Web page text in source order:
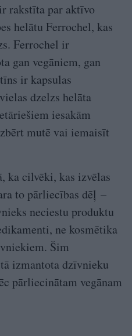
rakstīta par aktīvo
helātu Ferrochel, kas
Ferrochel ir
gan vegāniem, gan
ir kapsulas
dzelzs helāta
iesakām
mutē vai iemaisīt
ka cilvēki, kas izvēlas
to pārliecības dēļ –
neciestu produktu
ne kosmētika
Šim
izmantota dzīvnieku
pārliecinātam vegānam